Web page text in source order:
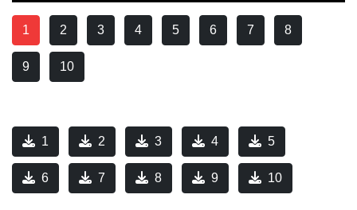
1 2 3 4 5 6 7 8
9 10
1 2 3 4 5
6 7 8 9 10